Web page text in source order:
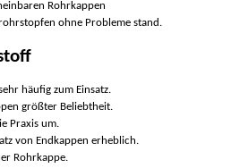
Rohrkappen
ohne Probleme stand.
häufig zum Einsatz.
größter Beliebtheit.
Praxis um.
von Endkappen erheblich.
Rohrkappe.